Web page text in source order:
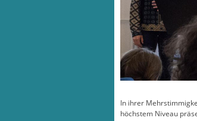
In ihrer
höchstem Niveau